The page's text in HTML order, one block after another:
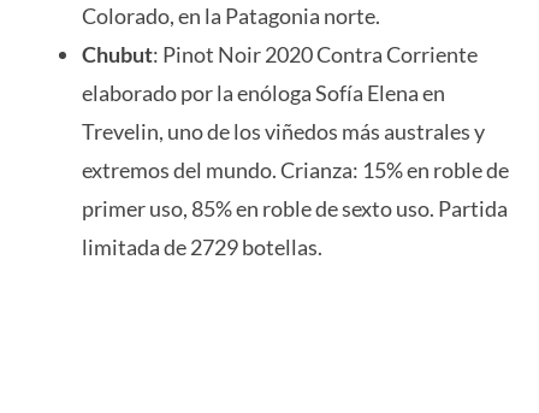
Colorado, en la Patagonia norte.
Chubut: Pinot Noir 2020 Contra Corriente
elaborado por la enóloga Sofía Elena en
Trevelin, uno de los viñedos más australes y
extremos del mundo. Crianza: 15% en roble de
primer uso, 85% en roble de sexto uso. Partida
limitada de 2729 botellas.